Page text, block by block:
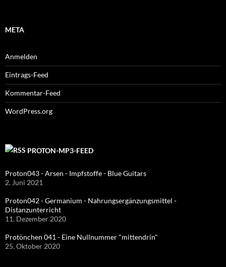
META
Anmelden
Eintrags-Feed
Kommentar-Feed
WordPress.org
PROTON-MP3-FEED
Proton043 - Arsen - Impfstoffe - Blue Guitars
2. Juni 2021
Proton042 - Germanium - Nahrungsergänzungsmittel -
Distanzunterricht
11. Dezember 2020
Protönchen 041 - Eine Nullnummer "mittendrin"
25. Oktober 2020